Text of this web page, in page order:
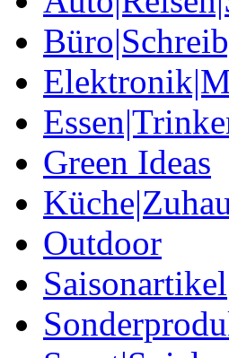
Green Ideas
Outdoor
Saisonartikel